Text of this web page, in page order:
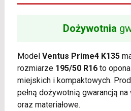
Dożywotnia
Model Ventus Prime4 K135
rozmiarze 195/50 R16to opona
miejskich i kompaktowych.
pełną dożywotnią gwarancją
oraz materiałowe.